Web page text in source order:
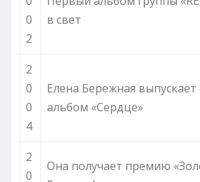
0
2
в свет
2
0
0
4
Елена Бережная
альбом «Сердце»
2
0
Она получает премию